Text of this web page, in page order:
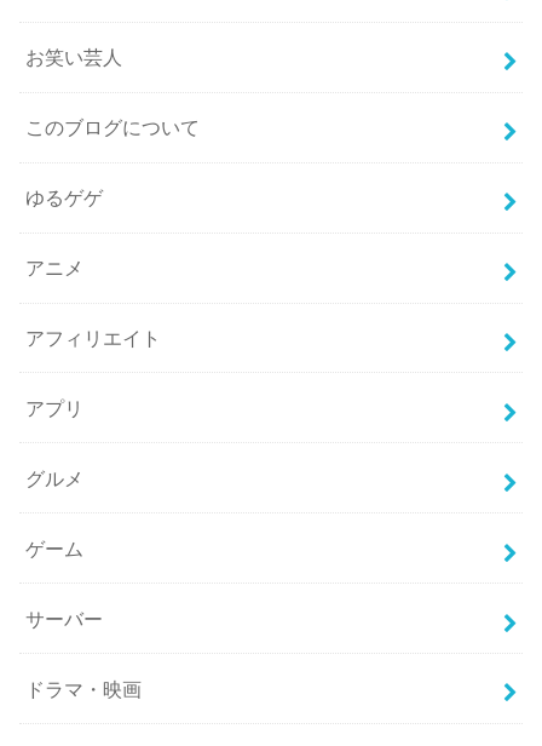
お笑い芸人
このブログについて
ゆるゲゲ
アニメ
アフィリエイト
アプリ
グルメ
ゲーム
サーバー
ドラマ・映画